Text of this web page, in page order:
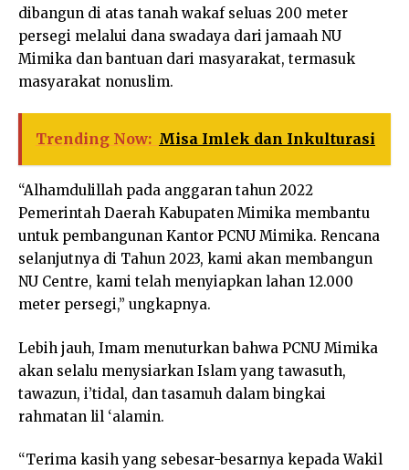
dibangun di atas tanah wakaf seluas 200 meter
persegi melalui dana swadaya dari jamaah NU
Mimika dan bantuan dari masyarakat, termasuk
masyarakat nonuslim.
Trending Now: Misa Imlek dan Inkulturasi
“Alhamdulillah pada anggaran tahun 2022
Pemerintah Daerah Kabupaten Mimika membantu
untuk pembangunan Kantor PCNU Mimika. Rencana
selanjutnya di Tahun 2023, kami akan membangun
NU Centre, kami telah menyiapkan lahan 12.000
meter persegi,” ungkapnya.
Lebih jauh, Imam menuturkan bahwa PCNU Mimika
akan selalu menysiarkan Islam yang tawasuth,
tawazun, i’tidal, dan tasamuh dalam bingkai
rahmatan lil ‘alamin.
“Terima kasih yang sebesar-besarnya kepada Wakil